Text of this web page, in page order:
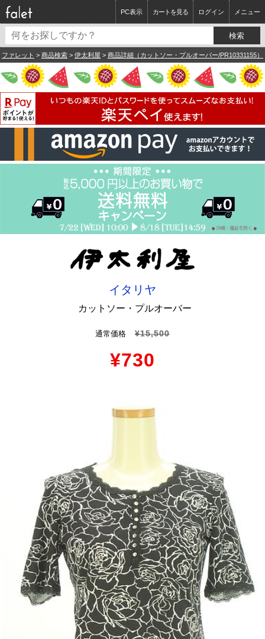
ログイン メニュー
カートを見る
PC表示
ファレット > 商品検索 > 伊太利屋 > 商品詳細（カットソー・プルオーバー/PR10331155）
イタリヤ
カットソー・プルオーバー
通常価格 ¥15,500
¥730